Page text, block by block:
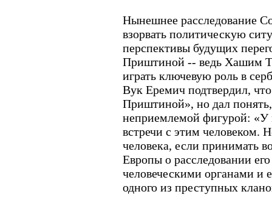
Нынешнее расследование
взорвать политическую
перспективы будущих
Приштиной -- ведь Хашим
играть ключевую роль в
Вук Еремич подтвердил,
Приштиной», но дал понять,
неприемлемой фигурой: «У
встречи с этим человеком.
человека, если принимать
Европы о расследовании
человеческими органами и
одного из преступных